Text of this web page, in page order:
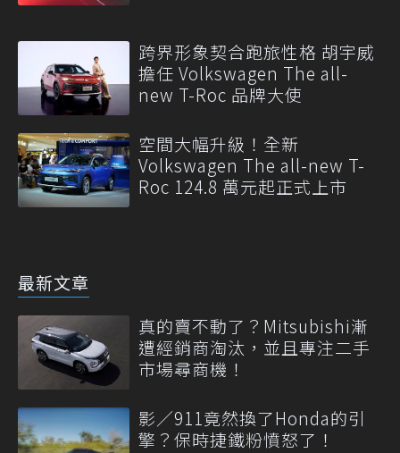
跨界形象契合跑旅性格 胡宇威
擔任 Volkswagen The all-
new T-Roc 品牌大使
空間大幅升級！全新
Volkswagen The all-new T-
Roc 124.8 萬元起正式上市
最新文章
真的賣不動了？Mitsubishi漸
遭經銷商淘汰，並且專注二手
市場尋商機！
影／911竟然換了Honda的引
擎？保時捷鐵粉憤怒了！